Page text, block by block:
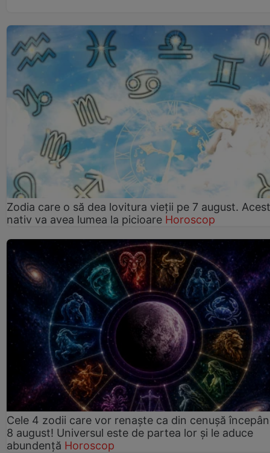
Zodia care o să dea lovitura vieții pe 7 august. Acest
nativ va avea lumea la picioare Horoscop
Cele 4 zodii care vor renaște ca din cenușă
8 august! Universul este de partea lor și le aduce
abundență Horoscop